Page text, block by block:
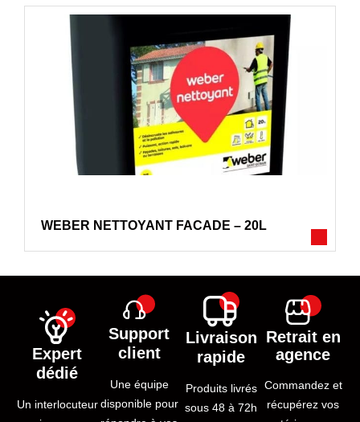
WEBER NETTOYANT FACADE – 20L
Expert
dédié
Un interlocuteur
Support
client
Une équipe
disponible pour
Livraison
rapide
Produits livrés
sous 48 à 72h
Retrait en
agence
Commandez et
récupérez vos